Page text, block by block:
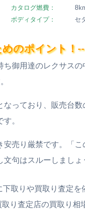
カタログ燃費：
ボディタイプ：
セ
のポイント！
ち御用達のレクサス
なっており、販売台
。
安売り厳禁です。「
句はスルーしましょ
下取りや買取り査定を
取り査定店の買取り相